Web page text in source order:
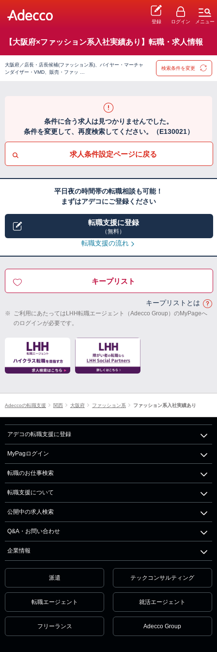
登録 ログイン メニュー
【大阪府×ファッション系入社実績あり】転職・求人情報
大阪府／店長・店長候補(ファッション系)、バイヤー・マーチャ
ンダイザー・VMD、販売・ファッ …
検索条件を変更
条件に合う求人は見つかりませんでした。
条件を変更して、再度検索してください。（E130021）
求人条件設定ページに戻る
平日夜の時間帯の転職相談も可能！
まずはアデコにご登録ください
転職支援に登録
（無料）
転職支援の流れ
キープリスト
キープリストとは
※ ご利用にあたってはLHH転職エージェント（Adecco Group）のMyPageへ
のログインが必要です。
Adeccoの転職支援 関西 大阪府 ファッション系 ファッション系入社実績あり
アデコの転職支援に登録
MyPagログイン
転職のお仕事検索
転職支援について
公開中の求人検索
Q&A・お問い合わせ
企業情報
派遣 テックコンサルティング
転職エージェント 就活エージェント
フリーランス Adecco Group